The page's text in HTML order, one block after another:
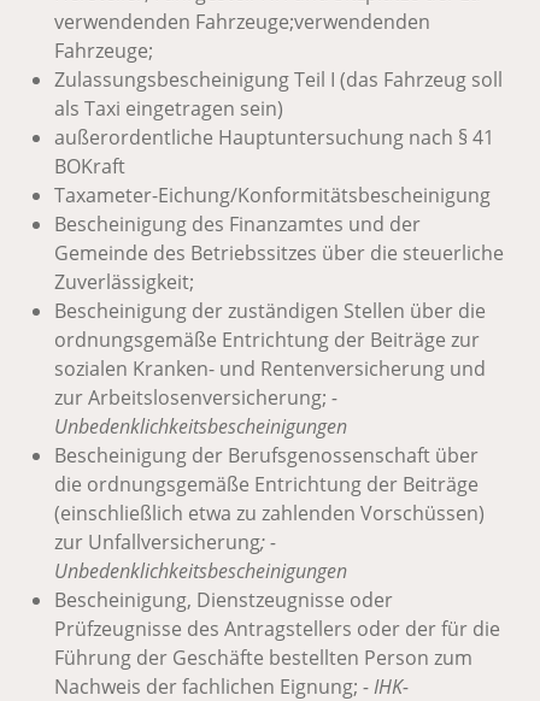
verwendenden Fahrzeuge;verwendenden
Fahrzeuge;
Zulassungsbescheinigung Teil I (das Fahrzeug soll
als Taxi eingetragen sein)
außerordentliche Hauptuntersuchung nach § 41
BOKraft
Taxameter-Eichung/Konformitätsbescheinigung
Bescheinigung des Finanzamtes und der
Gemeinde des Betriebssitzes über die steuerliche
Zuverlässigkeit;
Bescheinigung der zuständigen Stellen über die
ordnungsgemäße Entrichtung der Beiträge zur
sozialen Kranken- und Rentenversicherung und
zur Arbeitslosenversicherung; -
Unbedenklichkeitsbescheinigungen
Bescheinigung der Berufsgenossenschaft über
die ordnungsgemäße Entrichtung der Beiträge
(einschließlich etwa zu zahlenden Vorschüssen)
zur Unfallversicherung; -
Unbedenklichkeitsbescheinigungen
Bescheinigung, Dienstzeugnisse oder
Prüfzeugnisse des Antragstellers oder der für die
Führung der Geschäfte bestellten Person zum
Nachweis der fachlichen Eignung; - IHK-